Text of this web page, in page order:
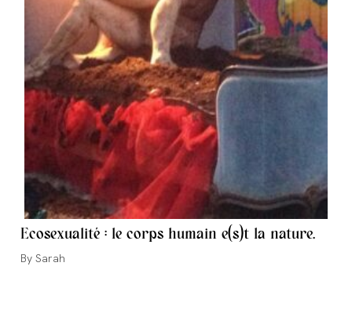
Ecosexualité : le corps humain e(s)t la nature.
Auteur/autrice
Sarah